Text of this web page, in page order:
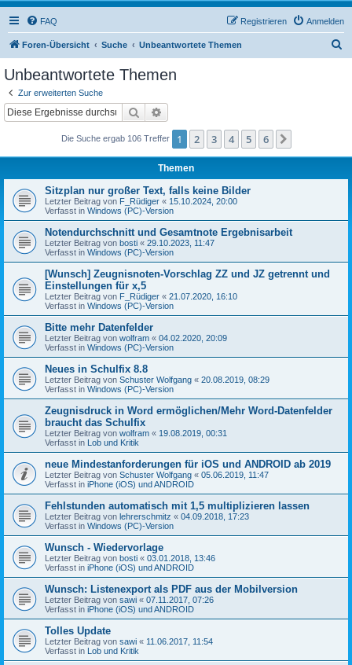
FAQ Anmelden
Registrieren
Foren-Übersicht Suche Unbeantwortete Themen
Unbeantwortete Themen
Zur erweiterten Suche
Suche
Die Suche ergab 106 Treffer 1 2 3 4 5 6
Themen
Sitzplan nur großer Text, falls keine Bilder
Letzter Beitrag von F_Rüdiger « 15.10.2024, 20:00
Verfasst in Windows (PC)-Version
Notendurchschnitt und Gesamtnote Ergebnisarbeit
Letzter Beitrag von bosti « 29.10.2023, 11:47
Verfasst in Windows (PC)-Version
[Wunsch] Zeugnisnoten-Vorschlag ZZ und JZ getrennt und
Einstellungen für x,5
Letzter Beitrag von F_Rüdiger « 21.07.2020, 16:10
Verfasst in Windows (PC)-Version
Bitte mehr Datenfelder
Letzter Beitrag von wolfram « 04.02.2020, 20:09
Verfasst in Windows (PC)-Version
Neues in Schulfix 8.8
Letzter Beitrag von Schuster Wolfgang « 20.08.2019, 08:29
Verfasst in Windows (PC)-Version
Zeugnisdruck in Word ermöglichen/Mehr Word-Datenfelder
braucht das Schulfix
Letzter Beitrag von wolfram « 19.08.2019, 00:31
Verfasst in Lob und Kritik
neue Mindestanforderungen für iOS und ANDROID ab 2019
Letzter Beitrag von Schuster Wolfgang « 05.06.2019, 11:47
Verfasst in iPhone (iOS) und ANDROID
Fehlstunden automatisch mit 1,5 multiplizieren lassen
Letzter Beitrag von lehrerschmitz « 04.09.2018, 17:23
Verfasst in Windows (PC)-Version
Wunsch - Wiedervorlage
Letzter Beitrag von bosti « 03.01.2018, 13:46
Verfasst in iPhone (iOS) und ANDROID
Wunsch: Listenexport als PDF aus der Mobilversion
Letzter Beitrag von sawi « 07.11.2017, 07:26
Verfasst in iPhone (iOS) und ANDROID
Tolles Update
Letzter Beitrag von sawi « 11.06.2017, 11:54
Verfasst in Lob und Kritik